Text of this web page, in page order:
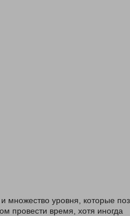
множество уровня, которые
провести время, хотя иногда